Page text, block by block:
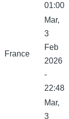
01:00
France
Mar,
3
Feb
2026
-
22:48
Mar,
3